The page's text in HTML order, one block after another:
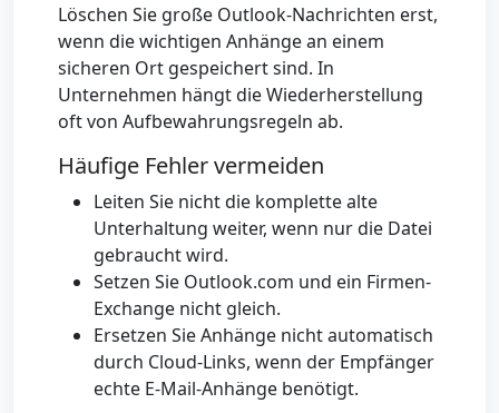
Löschen Sie große Outlook-Nachrichten erst,
wenn die wichtigen Anhänge an einem
sicheren Ort gespeichert sind. In
Unternehmen hängt die Wiederherstellung
oft von Aufbewahrungsregeln ab.
Häufige Fehler vermeiden
Leiten Sie nicht die komplette alte
Unterhaltung weiter, wenn nur die Datei
gebraucht wird.
Setzen Sie Outlook.com und ein Firmen-
Exchange nicht gleich.
Ersetzen Sie Anhänge nicht automatisch
durch Cloud-Links, wenn der Empfänger
echte E-Mail-Anhänge benötigt.